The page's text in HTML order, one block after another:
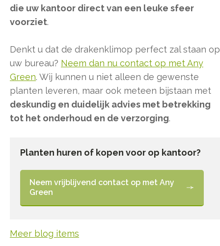
die uw kantoor direct van een leuke sfeer
voorziet.
Denkt u dat de drakenklimop perfect zal staan op
uw bureau? Neem dan nu contact op met Any
Green. Wij kunnen u niet alleen de gewenste
planten leveren, maar ook meteen bijstaan met
deskundig en duidelijk advies met betrekking
tot het onderhoud en de verzorging.
Planten huren of kopen voor op kantoor?
Neem vrijblijvend contact op met Any
Green
Meer blog items